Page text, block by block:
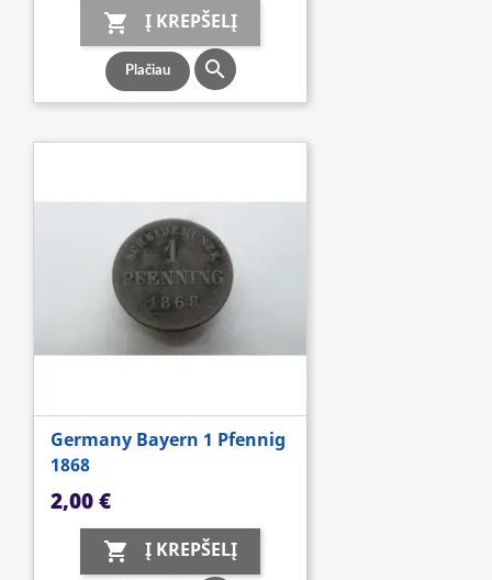
 Į KREPŠELĮ
Plačiau 
Germany Bayern 1 Pfennig
1868
Kaina
2,00 €
 Į KREPŠELĮ